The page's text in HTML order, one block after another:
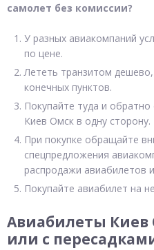
самолет без комиссии?
У разных авиакомпаний
по цене.
Лететь транзитом
конечных пунктов.
Покупайте туда и
Киев Омск в одну сторону.
При покупке обращайте
спецпредложения
распродажи авиабилетов
Покупайте авиабилет на
Авиабилеты Киев
или с